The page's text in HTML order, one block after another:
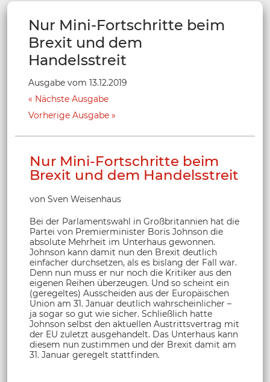
Nur Mini-Fortschritte beim
Brexit und dem
Handelsstreit
Ausgabe vom 13.12.2019
Nächste Ausgabe
Vorherige Ausgabe
Nur Mini-Fortschritte beim
Brexit und dem Handelsstreit
von Sven Weisenhaus
Bei der Parlamentswahl in Großbritannien hat die
Partei von Premierminister Boris Johnson die
absolute Mehrheit im Unterhaus gewonnen.
Johnson kann damit nun den Brexit deutlich
einfacher durchsetzen, als es bislang der Fall war.
Denn nun muss er nur noch die Kritiker aus den
eigenen Reihen überzeugen. Und so scheint ein
(geregeltes) Ausscheiden aus der Europäischen
Union am 31. Januar deutlich wahrscheinlicher –
ja sogar so gut wie sicher. Schließlich hatte
Johnson selbst den aktuellen Austrittsvertrag mit
der EU zuletzt ausgehandelt. Das Unterhaus kann
diesem nun zustimmen und der Brexit damit am
31. Januar geregelt stattfinden.